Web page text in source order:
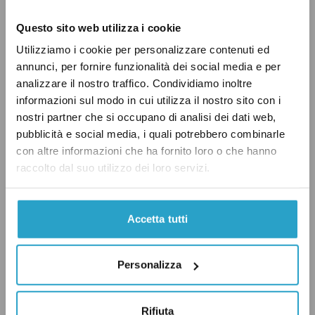
Questo sito web utilizza i cookie
Utilizziamo i cookie per personalizzare contenuti ed
annunci, per fornire funzionalità dei social media e per
analizzare il nostro traffico. Condividiamo inoltre
informazioni sul modo in cui utilizza il nostro sito con i
nostri partner che si occupano di analisi dei dati web,
pubblicità e social media, i quali potrebbero combinarle
con altre informazioni che ha fornito loro o che hanno
raccolto dal suo utilizzo dei loro servizi.
Accetta tutti
Personalizza
Rifiuta
Capitale. Vediamo ora un’ultima classifica,
stilata ogni anno da Il Sole 24 ore sulla base di
indicatori che prescindono dalle valutazioni
dei cittadini.
La classifica del Sole 24 ore
Il quotidiano di Confindustria pubblica ogni
anno una classifica sulla qualità della vita nelle
province italiane, quindi con uno sguardo più
ampio, che non si limita alla città. L’indagine
sette macro-aree: “Ricchezza e
sicurezza”, “Affari e lavoro”, “Demografia e